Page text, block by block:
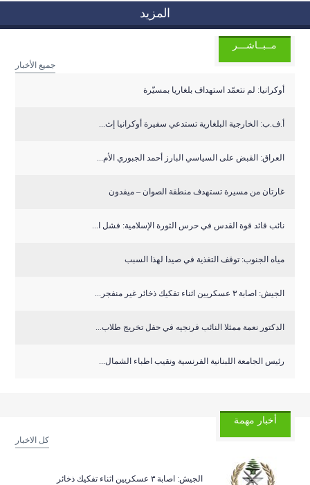
المزيد
مــبــاشـــر
جميع الأخبار
أوكرانيا: لم نتعمّد استهداف بلغاريا بمسيّرة
أ.ف.ب: الخارجية البلغارية تستدعي سفيرة أوكرانيا إث...
العراق: القبض على السياسي البارز أحمد الجبوري الأم...
غارتان من مسيرة تستهدف منطقة الصوان – ميفدون
نائب قائد قوة القدس في حرس الثورة الإسلامية: فشل ا...
مياه الجنوب: توقف التغذية في صيدا لهذا السبب
الجيش: اصابة ٣ عسكريين اثناء تفكيك ذخائر غير منفجر...
الدكتور نعمة ممثلا النائب فرنجيه في حفل تخريج طلاب...
رئيس الجامعة اللبنانية الفرنسية ونقيب اطباء الشمال...
أخبار مهمة
كل الاخبار
الجيش: اصابة ٣ عسكريين اثناء تفكيك ذخائر